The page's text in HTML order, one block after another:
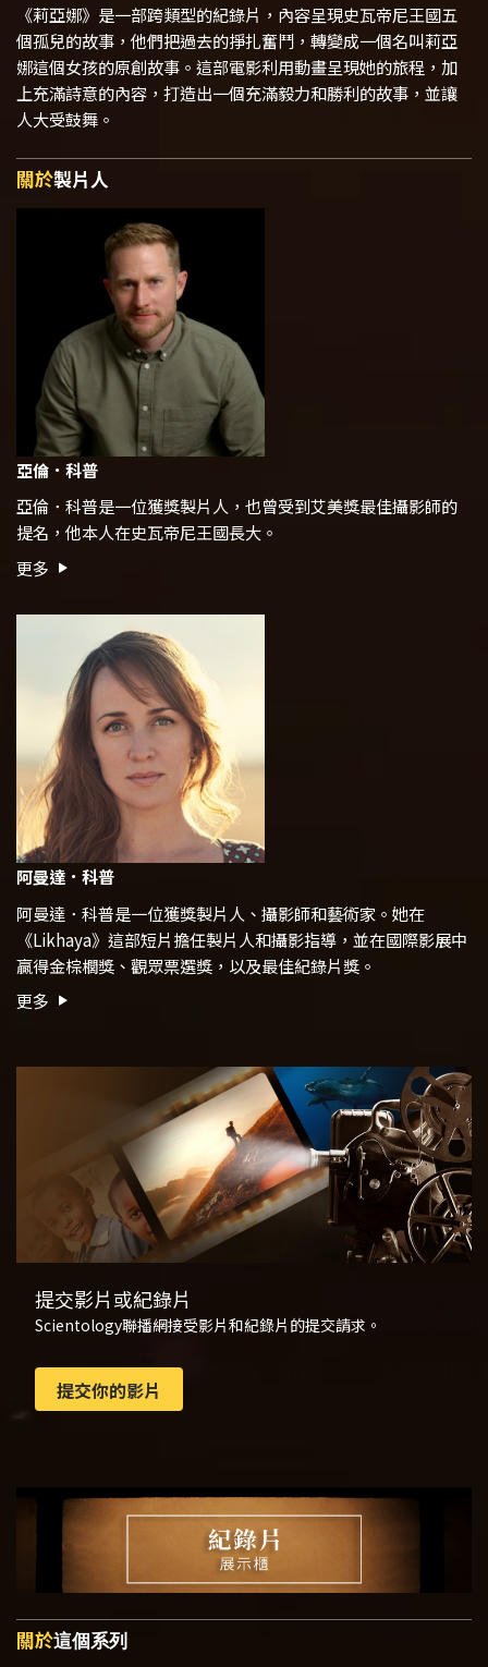
《莉亞娜》是一部跨類型的紀錄片，內容呈現史瓦帝尼王國五
個孤兒的故事，他們把過去的掙扎奮鬥，轉變成一個名叫莉亞
娜這個女孩的原創故事。這部電影利用動畫呈現她的旅程，加
上充滿詩意的內容，打造出一個充滿毅力和勝利的故事，並讓
人大受鼓舞。
關於製片人
亞倫．科普
亞倫．科普是一位獲獎製片人，也曾受到艾美獎最佳攝影師的
提名，他本人在史瓦帝尼王國長大。
更多
阿曼達．科普
阿曼達．科普是一位獲獎製片人、攝影師和藝術家。她在
《Likhaya》這部短片擔任製片人和攝影指導，並在國際影展中
贏得金棕櫚獎、觀眾票選獎，以及最佳紀錄片獎。
更多
提交影片或紀錄片
Scientology聯播網接受影片和紀錄片的提交請求。
提交你的影片
關於這個系列